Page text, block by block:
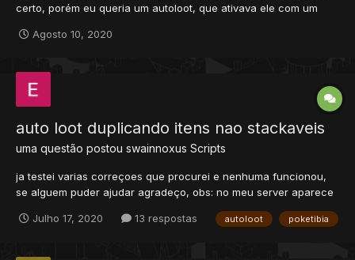
certo, porém eu queria um autoloot, que ativava ele com um
tempo aonde seria configurado esse tempo,depois desse tempo
Agosto 10, 2020
auto loot duplicando itens nao stackaveis
uma questão postou swainnoxus Scripts
ja testei varias correçoes que procurei e nenhuma funcionou,
se alguem puder ajudar agradeço, obs: no meu server aparece
Julho 17, 2020
13 respostas autoloot poketibia